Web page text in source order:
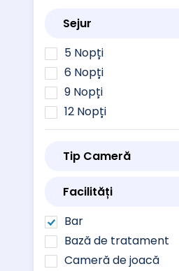
Sejur
5 Nopți
6 Nopți
9 Nopți
12 Nopți
Tip Cameră
Facilități
Bar
Bază de tratament
Cameră de joacă